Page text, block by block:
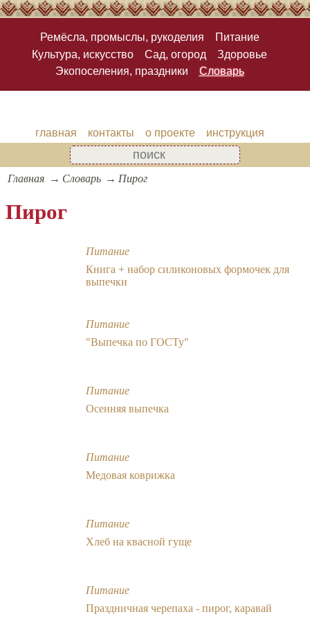
Ремёсла, промыслы, рукоделия
Питание
Культура, искусство
Сад, огород
Здоровье
Экопоселения, праздники
Словарь
главная контакты о проекте инструкция
Главная Словарь Пирог
Пирог
Питание
Книга + набор силиконовых формочек для
выпечки
Питание
"Выпечка по ГОСТу"
Питание
Осенняя выпечка
Питание
Медовая коврижка
Питание
Хлеб на квасной гуще
Питание
Праздничная черепаха - пирог, каравай